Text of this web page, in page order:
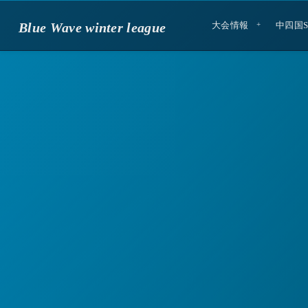
Blue Wave winter league 大会情報 中四国